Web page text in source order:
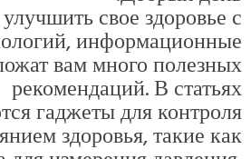
Если вы хотите
помощью
сайты
за